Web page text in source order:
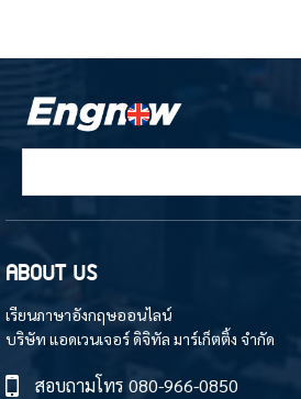
ABOUT US
เรียนภาษาอังกฤษออนไลน์
บริษัท แอดเวนเจอร์ ดิจิทัล มาร์เก็ตติ้ง จำกัด
สอบถามโทร 080-966-0850